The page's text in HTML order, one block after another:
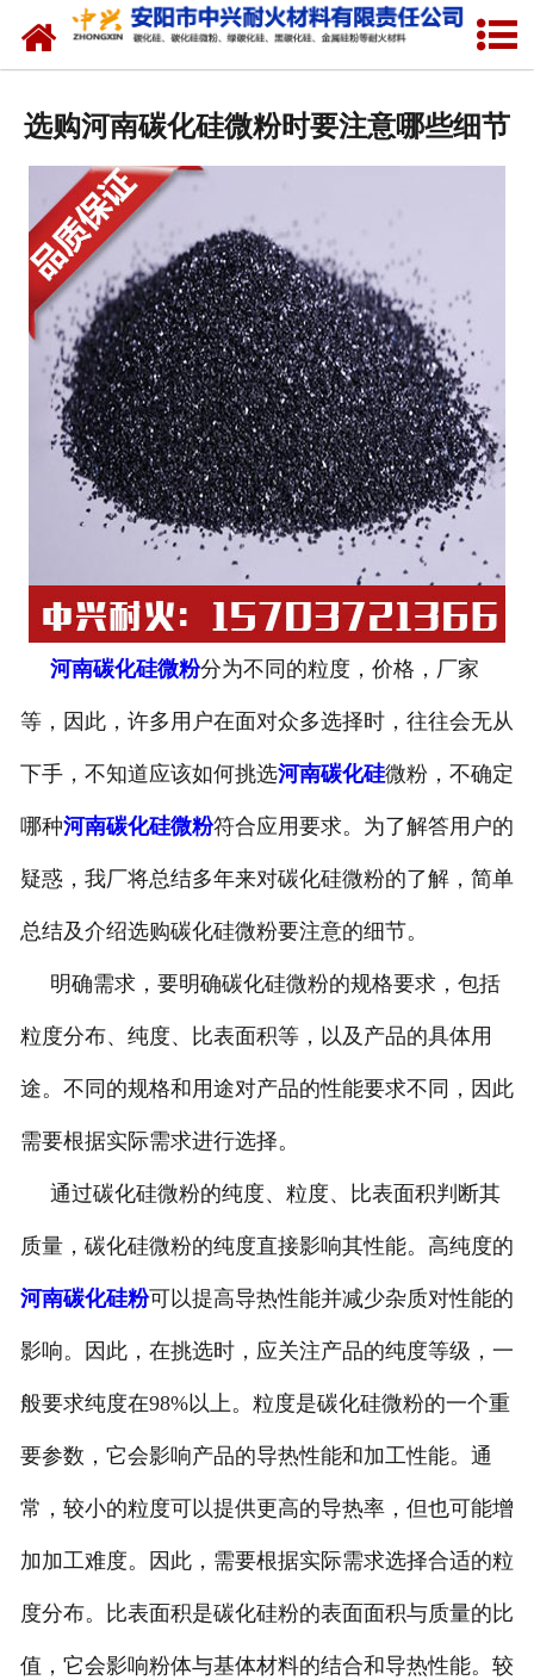
网站首页
厂容厂貌
联系我们
选购河南碳化硅微粉时要注意哪些细节
河南碳化硅微粉分为不同的粒度，价格，厂家
等，因此，许多用户在面对众多选择时，往往会无从
下手，不知道应该如何挑选河南碳化硅微粉，不确定
哪种河南碳化硅微粉符合应用要求。为了解答用户的
疑惑，我厂将总结多年来对碳化硅微粉的了解，简单
总结及介绍选购碳化硅微粉要注意的细节。
明确需求，要明确碳化硅微粉的规格要求，包括
粒度分布、纯度、比表面积等，以及产品的具体用
途。不同的规格和用途对产品的性能要求不同，因此
需要根据实际需求进行选择。
通过碳化硅微粉的纯度、粒度、比表面积判断其
质量，碳化硅微粉的纯度直接影响其性能。高纯度的
河南碳化硅粉可以提高导热性能并减少杂质对性能的
影响。因此，在挑选时，应关注产品的纯度等级，一
般要求纯度在98%以上。粒度是碳化硅微粉的一个重
要参数，它会影响产品的导热性能和加工性能。通
常，较小的粒度可以提供更高的导热率，但也可能增
加加工难度。因此，需要根据实际需求选择合适的粒
度分布。比表面积是碳化硅粉的表面面积与质量的比
值，它会影响粉体与基体材料的结合和导热性能。较